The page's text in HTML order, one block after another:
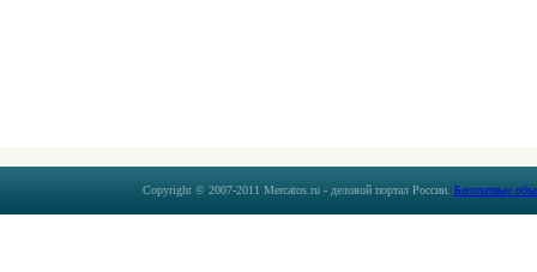
Copyright © 2007-2011 Mercatos.ru - деловой портал России. Бесплатные